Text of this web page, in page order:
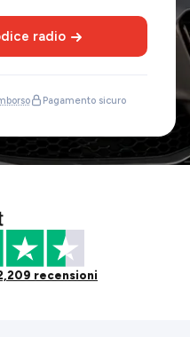
radio
Pagamento sicuro
recensioni